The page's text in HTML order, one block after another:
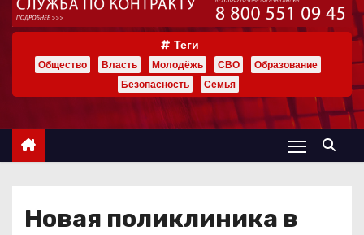
ж
Теги
Общество Власть Молодёжь СВО
Образование
Безопасность
Семья
Новая поликлиника в